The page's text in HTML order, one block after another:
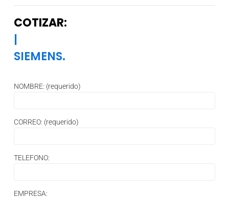
COTIZAR:
|
SIEMENS.
NOMBRE: (requerido)
CORREO: (requerido)
TELEFONO:
EMPRESA: